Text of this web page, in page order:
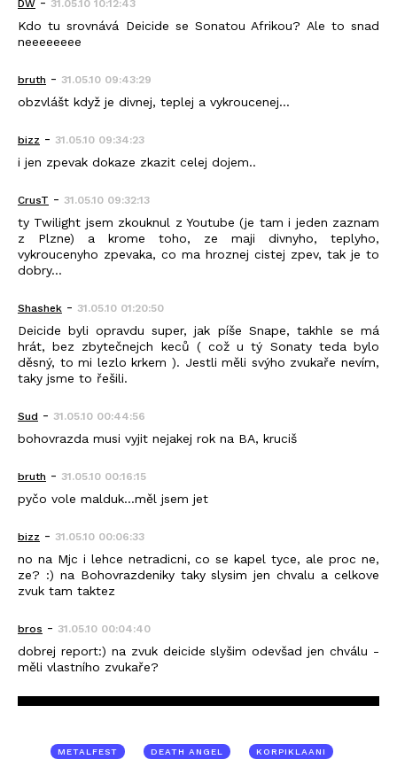
DW 31.05.10 10:12:43
Kdo tu srovnává Deicide se Sonatou Afrikou? Ale to snad
neeeeeeee
bruth - 31.05.10 09:43:29
obzvlášt když je divnej, teplej a vykroucenej...
bizz - 31.05.10 09:34:23
i jen zpevak dokaze zkazit celej dojem..
CrusT - 31.05.10 09:32:13
ty Twilight jsem zkouknul z Youtube (je tam i jeden zaznam
z Plzne) a krome toho, ze maji divnyho, teplyho,
vykroucenyho zpevaka, co ma hroznej cistej zpev, tak je to
dobry...
Shashek - 31.05.10 01:20:50
Deicide byli opravdu super, jak píše Snape, takhle se má
hrát, bez zbytečnejch keců ( což u tý Sonaty teda bylo
děsný, to mi lezlo krkem ). Jestli měli svýho zvukaře nevím,
taky jsme to řešili.
Sud - 31.05.10 00:44:56
bohovrazda musi vyjit nejakej rok na BA, kruciš
bruth - 31.05.10 00:16:15
pyčo vole malduk...měl jsem jet
bizz - 31.05.10 00:06:33
no na Mjc i lehce netradicni, co se kapel tyce, ale proc ne,
ze? :) na Bohovrazdeniky taky slysim jen chvalu a celkove
zvuk tam taktez
bros - 31.05.10 00:04:40
dobrej report:) na zvuk deicide slyšim odevšad jen chválu -
měli vlastního zvukaře?
METALFEST DEATH ANGEL KORPIKLAANI